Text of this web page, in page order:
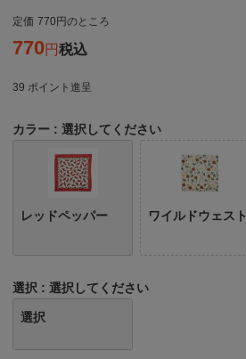
定価 770 のところ
770 税込
39 ポイント進呈
カラー 選択してください
レッドペッパー ワイルドウェスト
選択 選択してください
選択